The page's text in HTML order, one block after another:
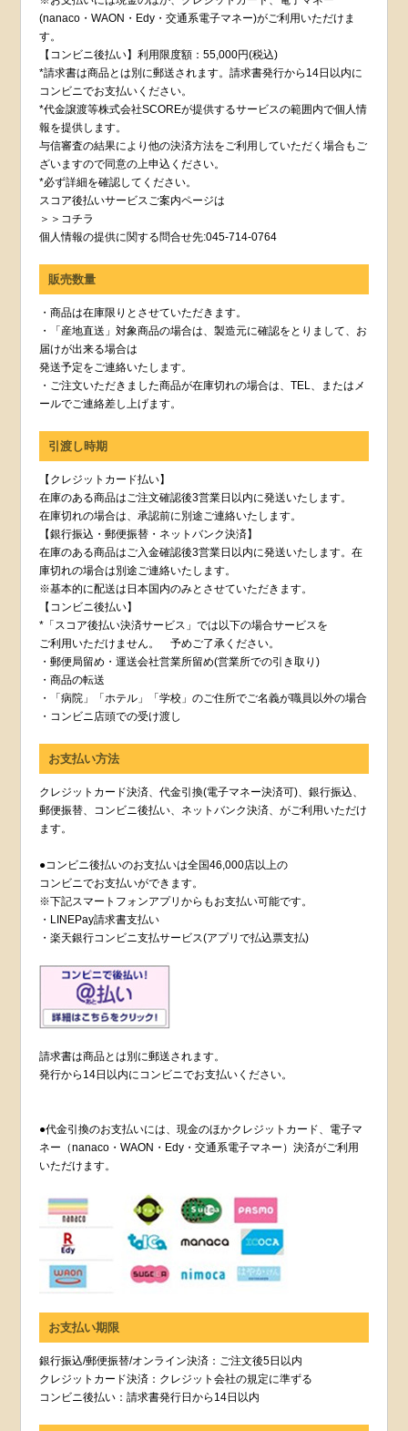
(nanaco・WAON・Edy・交通系電子マネー)がご利用いただけま
す。
【コンビニ後払い】利用限度額：55,000円(税込)
*請求書は商品とは別に郵送されます。請求書発行から14日以内に
コンビニでお支払いください。
*代金譲渡等株式会社SCOREが提供するサービスの範囲内で個人情
報を提供します。
与信審査の結果により他の決済方法をご利用していただく場合もご
ざいますので同意の上申込ください。
*必ず詳細を確認してください。
スコア後払いサービスご案内ページは
＞＞コチラ
個人情報の提供に関する問合せ先:045-714-0764
販売数量
・商品は在庫限りとさせていただきます。
・「産地直送」対象商品の場合は、製造元に確認をとりまして、お
届けが出来る場合は
発送予定をご連絡いたします。
・ご注文いただきました商品が在庫切れの場合は、TEL、またはメ
ールでご連絡差し上げます。
引渡し時期
【クレジットカード払い】
在庫のある商品はご注文確認後3営業日以内に発送いたします。
在庫切れの場合は、承認前に別途ご連絡いたします。
【銀行振込・郵便振替・ネットバンク決済】
在庫のある商品はご入金確認後3営業日以内に発送いたします。在
庫切れの場合は別途ご連絡いたします。
※基本的に配送は日本国内のみとさせていただきます。
【コンビニ後払い】
*「スコア後払い決済サービス」では以下の場合サービスを
ご利用いただけません。 予めご了承ください。
・郵便局留め・運送会社営業所留め(営業所での引き取り)
・商品の転送
・「病院」「ホテル」「学校」のご住所でご名義が職員以外の場合
・コンビニ店頭での受け渡し
お支払い方法
クレジットカード決済、代金引換(電子マネー決済可)、銀行振込、
郵便振替、コンビニ後払い、ネットバンク決済、がご利用いただけ
ます。
●コンビニ後払いのお支払いは全国46,000店以上の
コンビニでお支払いができます。
※下記スマートフォンアプリからもお支払い可能です。
・LINEPay請求書支払い
・楽天銀行コンビニ支払サービス(アプリで払込票支払)
請求書は商品とは別に郵送されます。
発行から14日以内にコンビニでお支払いください。
●代金引換のお支払いには、現金のほかクレジットカード、電子マ
ネー（nanaco・WAON・Edy・交通系電子マネー）決済がご利用
いただけます。
お支払い期限
銀行振込/郵便振替/オンライン決済：ご注文後5日以内
クレジットカード決済：クレジット会社の規定に準ずる
コンビニ後払い：請求書発行日から14日以内